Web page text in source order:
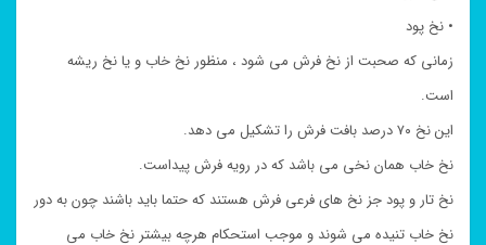
• نخ پود
زمانی که صحبت از نخ فرش می شود ، منظور نخ خاب و یا نخ ریشه
است.
این نخ ۷۰ درصد بافت فرش را تشکیل می دهد.
نخ خاب همان نخی می باشد که در رویه فرش پیداست.
نخ تار و پود جز نخ های فرعی فرش هستند که حتما باید باشند چون به دور
نخ خاب تنیده می شوند و موجب استحکام هرچه بیشتر نخ خاب می